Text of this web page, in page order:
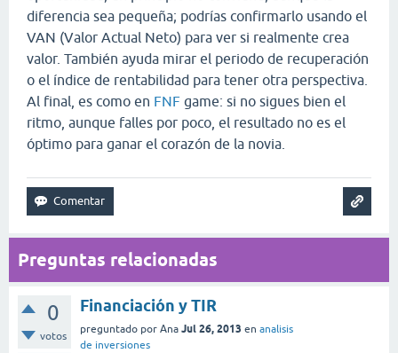
diferencia sea pequeña; podrías confirmarlo usando el
VAN (Valor Actual Neto) para ver si realmente crea
valor. También ayuda mirar el periodo de recuperación
o el índice de rentabilidad para tener otra perspectiva.
Al final, es como en FNF game: si no sigues bien el
ritmo, aunque falles por poco, el resultado no es el
óptimo para ganar el corazón de la novia.
Preguntas relacionadas
0
votos
Financiación y TIR
preguntado por Ana Jul 26, 2013 en analisis
de inversiones